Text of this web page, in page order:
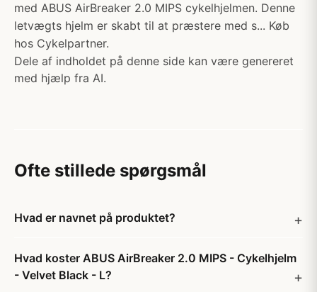
med ABUS AirBreaker 2.0 MIPS cykelhjelmen. Denne
letvægts hjelm er skabt til at præstere med s... Køb
hos Cykelpartner.
Dele af indholdet på denne side kan være genereret
med hjælp fra AI.
Ofte stillede spørgsmål
Hvad er navnet på produktet?
Hvad koster ABUS AirBreaker 2.0 MIPS - Cykelhjelm
- Velvet Black - L?